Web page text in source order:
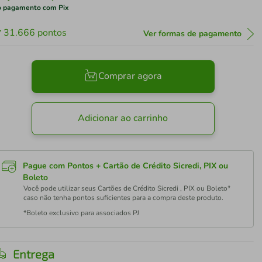
pagamento com Pix
31.666 pontos Ver formas de pagamento
Comprar agora
Adicionar ao carrinho
Pague com Pontos + Cartão de Crédito Sicredi, PIX ou
Boleto
Você pode utilizar seus Cartões de Crédito Sicredi , PIX ou Boleto*
caso não tenha pontos suficientes para a compra deste produto.
*Boleto exclusivo para associados PJ
Entrega